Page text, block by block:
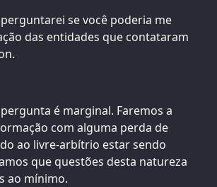
se você poderia me
das entidades que contataram
pergunta é marginal. Faremos a
com alguma perda de
ao livre-arbítrio estar sendo
que questões desta natureza
ao mínimo.